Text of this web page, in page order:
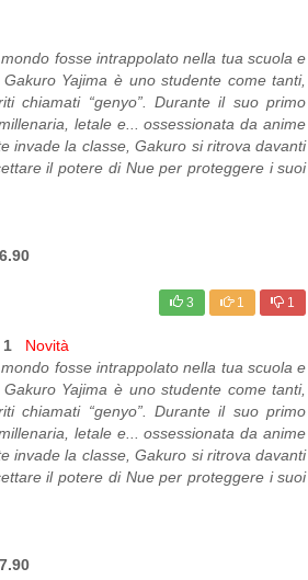
fosse intrappolato nella tua scuola e
Yajima è uno studente come tanti,
chiamati “genyo”. Durante il suo primo
letale e... ossessionata da anime
invade la classe, Gakuro si ritrova davanti
il potere di Nue per proteggere i suoi
3 1 1
Novità
fosse intrappolato nella tua scuola e
Yajima è uno studente come tanti,
chiamati “genyo”. Durante il suo primo
letale e... ossessionata da anime
invade la classe, Gakuro si ritrova davanti
il potere di Nue per proteggere i suoi